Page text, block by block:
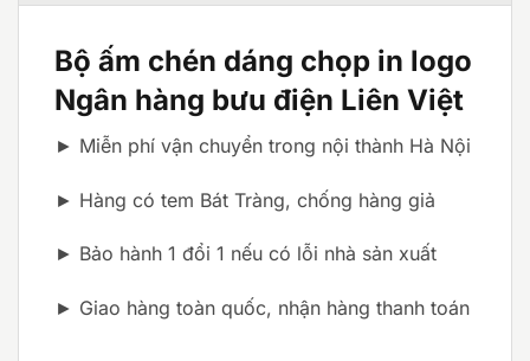
Bộ ấm chén dáng chọp in logo
Ngân hàng bưu điện Liên Việt
► Miễn phí vận chuyển trong nội thành Hà Nội
► Hàng có tem Bát Tràng, chống hàng giả
► Bảo hành 1 đổi 1 nếu có lỗi nhà sản xuất
► Giao hàng toàn quốc, nhận hàng thanh toán